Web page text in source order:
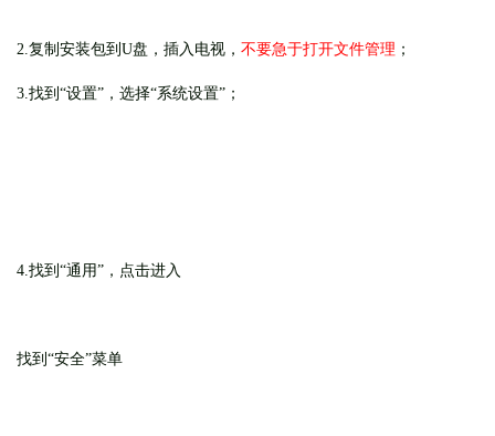
2.复制安装包到U盘，插入电视， 不要急于打开文件管理 ；
3.找到“设置”，选择“系统设置”；
4.找到“通用”，点击进入
找到“安全”菜单